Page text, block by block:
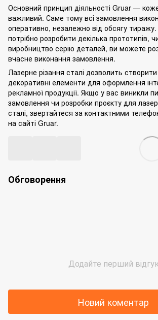
Основний принцип діяльності Gruar —
важливий. Саме тому всі замовлення
оперативно, незалежно від обсягу
потрібно розробити декілька прототипів,
виробництво серію деталей, ви можете
вчасне виконання замовлення.
Лазерне різання сталі дозволить створити
декоративні елементи для оформлення
рекламної продукції. Якщо у вас виникли
замовлення чи розробки проєкту для
сталі, звертайтеся за контактними
на сайті Gruar.
Обговорення
Додайте перший
Новий коментар